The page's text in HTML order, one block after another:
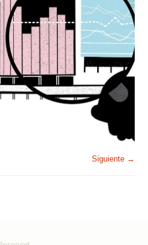
Siguiente →